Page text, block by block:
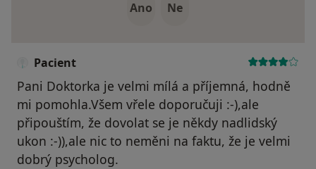
Ano Ne
Pacient
Pani Doktorka je velmi mílá a příjemná, hodně
mi pomohla.Všem vřele doporučuji :-),ale
připouštím, že dovolat se je někdy nadlidský
ukon :-)),ale nic to neměni na faktu, že je velmi
dobrý psycholog.